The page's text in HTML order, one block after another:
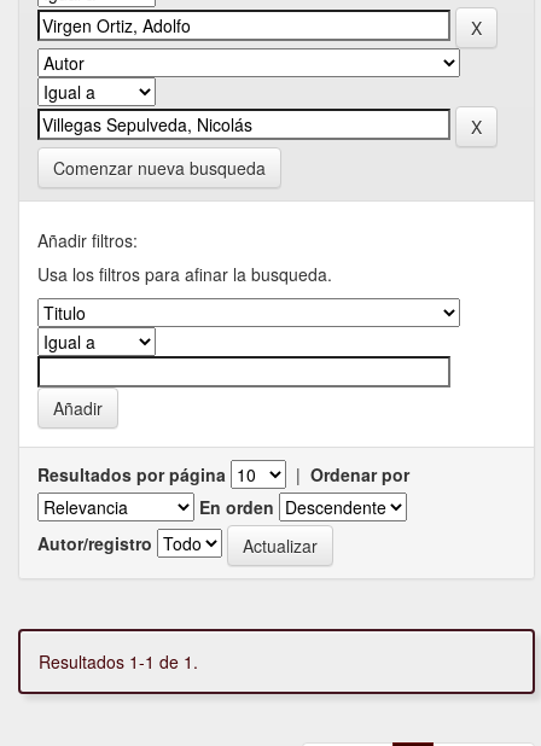
Comenzar nueva busqueda
Añadir filtros:
Usa los filtros para afinar la busqueda.
Resultados por página | Ordenar por
En orden
Autor/registro
Resultados 1-1 de 1.